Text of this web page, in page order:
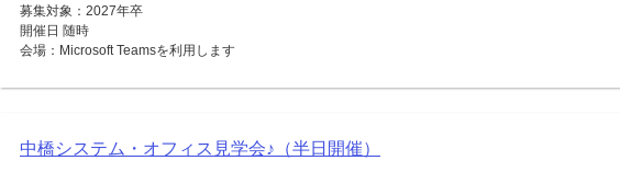
募集対象：2027年卒
開催日 随時
会場：Microsoft Teamsを利用します
中橋システム・オフィス見学会♪（半日開催）